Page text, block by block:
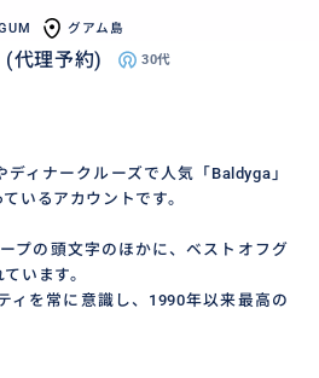
グアム島
(代理予約) 30代
ィナークルーズで人気「Baldyga」
いるアカウントです。
プの頭文字のほかに、ベストオフグ
います。
ィを常に意識し、1990年以来最高の